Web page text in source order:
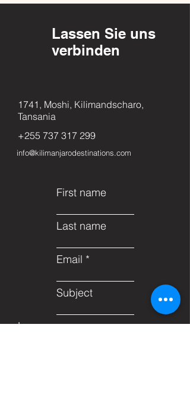
Lassen Sie uns
verbinden
1741, Moshi, Kilimandscharo,
Tansania
+255 737 317 299
info@kilimanjarodestinations.com
First name
Last name
Email
Subject
Leave us a message...